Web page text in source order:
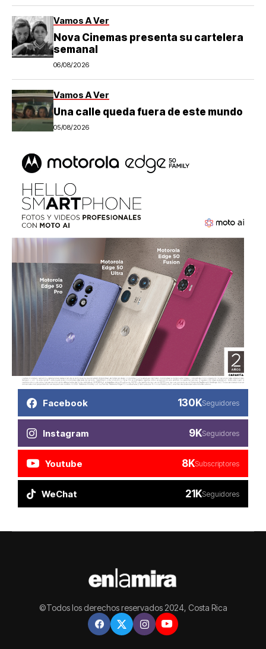
Vamos A Ver
Nova Cinemas presenta su cartelera
semanal
06/08/2026
Vamos A Ver
Una calle queda fuera de este mundo
05/08/2026
Facebook 130KSeguidores
Instagram 9KSeguidores
Youtube 8KSubscriptores
WeChat 21KSeguidores
©Todos los derechos reservados 2024, Costa Rica